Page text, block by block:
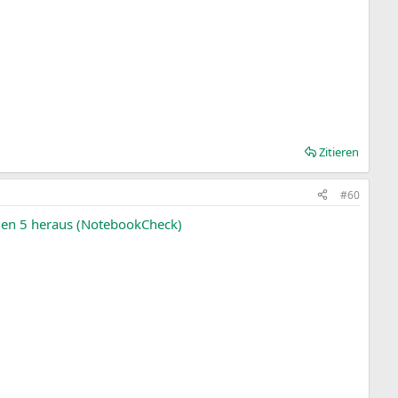
Zitieren
#60
5 heraus (NotebookCheck)